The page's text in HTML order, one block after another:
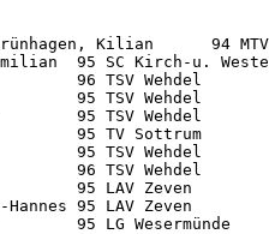
Kilian      94 MTV
95 SC Kirch-u.
96 TSV Wehdel
95 TSV Wehdel
95 TSV Wehdel
95 TV Sottrum
95 TSV Wehdel
96 TSV Wehdel
95 LAV Zeven
Hannes 95 LAV
95 LG